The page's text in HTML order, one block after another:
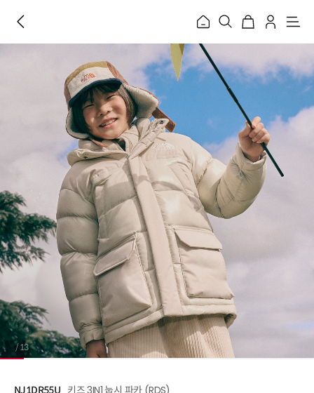
홈
메
1/13
NJ1DR55U 키즈 3IN1 눕시 파카 (RDS)